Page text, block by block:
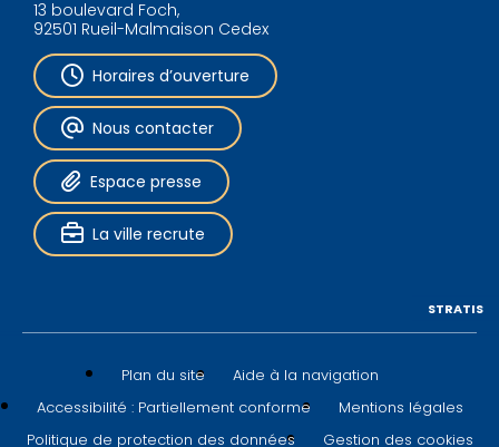
13 boulevard Foch,
92501 Rueil-Malmaison Cedex
Horaires d’ouverture
Nous contacter
Espace presse
La ville recrute
Plan du site
Aide à la navigation
Accessibilité : Partiellement conforme
Mentions légales
Politique de protection des données
Gestion des cookies
STRATIS